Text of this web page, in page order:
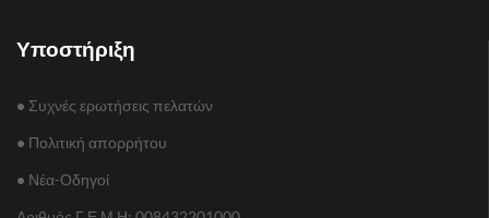
Υποστήριξη
• Συχνές ερωτήσεις πελατών
• Πολιτική απορρήτου
• Νέα-Οδηγοί